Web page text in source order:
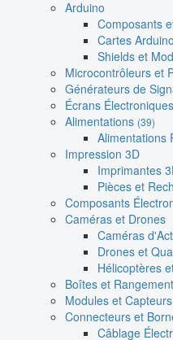
Arduino
Composants
Cartes Arduino
Shields et
Microcontrôleurs et
Générateurs de
Écrans Électroniques
Alimentations (39)
Alimentations
Impression 3D
Imprimantes
Pièces et
Composants
Caméras et Drones
Caméras
Drones et
Hélicoptères
Boîtes et
Modules et
Connecteurs et
Câblage